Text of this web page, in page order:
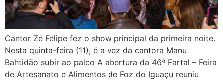
Cantor Zé Felipe fez o show principal da primeira noite.
Nesta quinta-feira (11), é a vez da cantora Manu
Bahtidão subir ao palco A abertura da 46ª Fartal – Feira
de Artesanato e Alimentos de Foz do Iguaçu reuniu